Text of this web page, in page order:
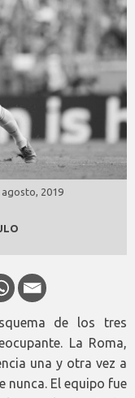
agosto, 2019
de los tres
La Roma,
una y otra vez a
nunca. El equipo fue